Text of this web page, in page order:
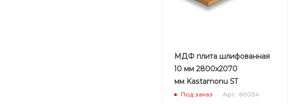
МДФ плита шлифованная
10 мм 2800х2070
мм Kastamonu ST
Под заказ Арт.: 60034